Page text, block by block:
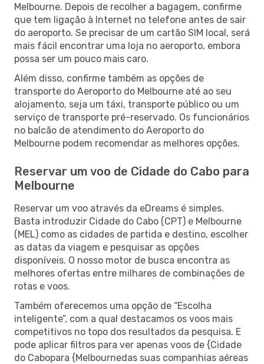
Melbourne. Depois de recolher a bagagem, confirme
que tem ligação à Internet no telefone antes de sair
do aeroporto. Se precisar de um cartão SIM local, será
mais fácil encontrar uma loja no aeroporto, embora
possa ser um pouco mais caro.
Além disso, confirme também as opções de
transporte do Aeroporto do Melbourne até ao seu
alojamento, seja um táxi, transporte público ou um
serviço de transporte pré-reservado. Os funcionários
no balcão de atendimento do Aeroporto do
Melbourne podem recomendar as melhores opções.
Reservar um voo de Cidade do Cabo para
Melbourne
Reservar um voo através da eDreams é simples.
Basta introduzir Cidade do Cabo (CPT) e Melbourne
(MEL) como as cidades de partida e destino, escolher
as datas da viagem e pesquisar as opções
disponíveis. O nosso motor de busca encontra as
melhores ofertas entre milhares de combinações de
rotas e voos.
Também oferecemos uma opção de “Escolha
inteligente”, com a qual destacamos os voos mais
competitivos no topo dos resultados da pesquisa. E
pode aplicar filtros para ver apenas voos de {Cidade
do Cabopara {Melbournedas suas companhias aéreas